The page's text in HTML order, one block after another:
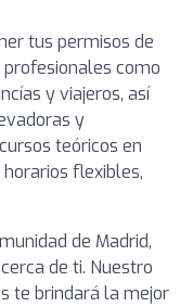
tus permisos de
como
y viajeros, así
y
teóricos en
flexibles,
de Madrid,
de ti. Nuestro
te brindará la mejor